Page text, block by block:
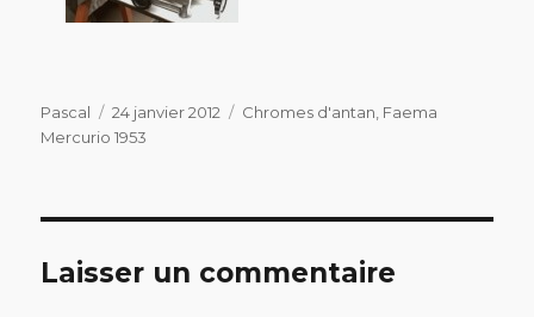
Auteur
Pascal
Publié
le
24 janvier 2012 Catégories
Chromes d'antan Faema
Mercurio 1953
Laisser un commentaire